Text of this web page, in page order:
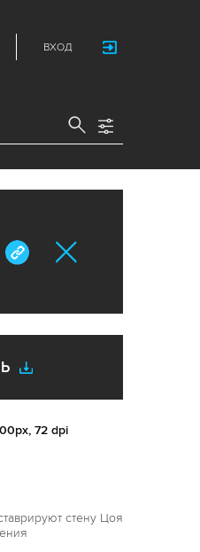
ВХОД
72 dpi
стену Цоя